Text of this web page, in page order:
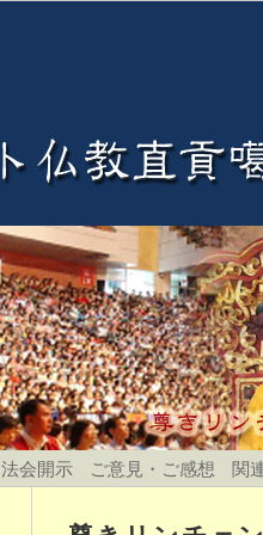
法会開示 ご意見・ご感想 関